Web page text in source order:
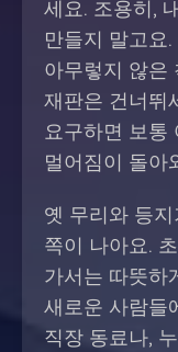
세요. 조용히,
만들지 말고요
아무렇지 않은
재판은 건너뛰
요구하면 보통
멀어짐이 돌아
옛 무리와 등
쪽이 나아요.
가서는 따뜻하
새로운 사람들
직장 동료나,